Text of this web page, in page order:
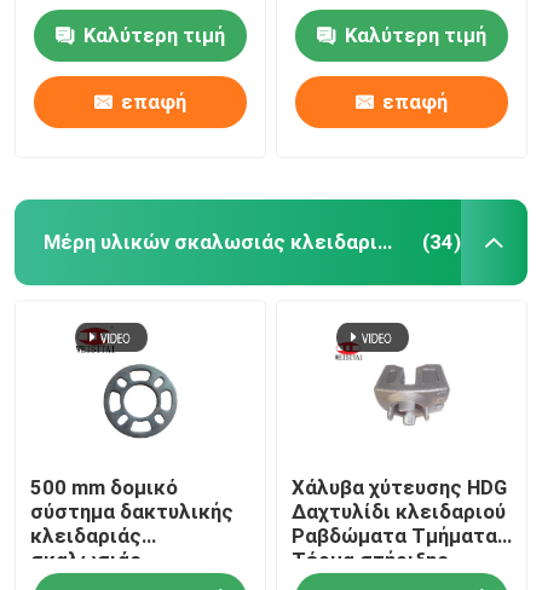
Κτίριο
Καλύτερη τιμή
επαφή
Καλύτερη τιμή
επαφή
Μέρη υλικών σκαλωσιάς κλειδαριών δαχτυλιδιών (34)
500 mm δομικό
σύστημα δακτυλικής
κλειδαριάς
σκαλωσιάς
Χάλυβα χύτευσης HDG
Δαχτυλίδι κλειδαριού
Ραβδώματα Τμήματα
Τέρμα στήριξης